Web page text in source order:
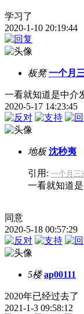
学习了
2020-1-10 20:19:44
板凳 一个月
一看就知道是中介
2020-5-17 14:23:45
地板 沈秒夷
引用: 一个月三
一看就知道是
同意
2020-5-18 00:57:29
5楼 ap00111
2020年已经过去了
2021-1-3 09:58:12